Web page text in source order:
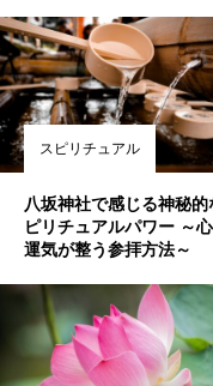
スピリチュアル
八坂神社で感じる神秘的
ピリチュアルパワー ～
運気が整う参拝方法～